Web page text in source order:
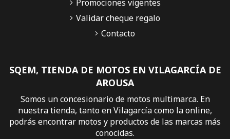
SQEM, TIENDA DE MOTOS EN VILAGARCÍA DE
AROUSA
Somos un concesionario de motos multimarca. En
nuestra tienda, tanto en Vilagarcía como la online,
podrás encontrar motos y productos de las marcas más
conocidas.
Promociones vigentes
Validar cheque regalo
Contacto